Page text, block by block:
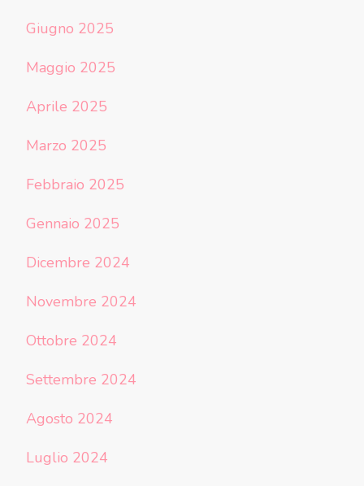
Giugno 2025
Maggio 2025
Aprile 2025
Marzo 2025
Febbraio 2025
Gennaio 2025
Dicembre 2024
Novembre 2024
Ottobre 2024
Settembre 2024
Agosto 2024
Luglio 2024